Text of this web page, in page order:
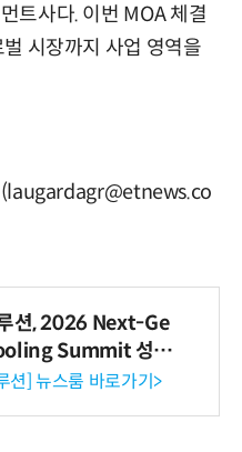
트사다. 이번 MOA 체결
시장까지 사업 영역을
(laugardagr@etnews.co
션, 2026 Next-Ge
Summit 성황
션] 뉴스룸 바로가기>